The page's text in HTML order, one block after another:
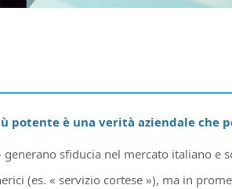
potente è una verità aziendale che
sfiducia nel mercato italiano e
(es. « servizio cortese »), ma in